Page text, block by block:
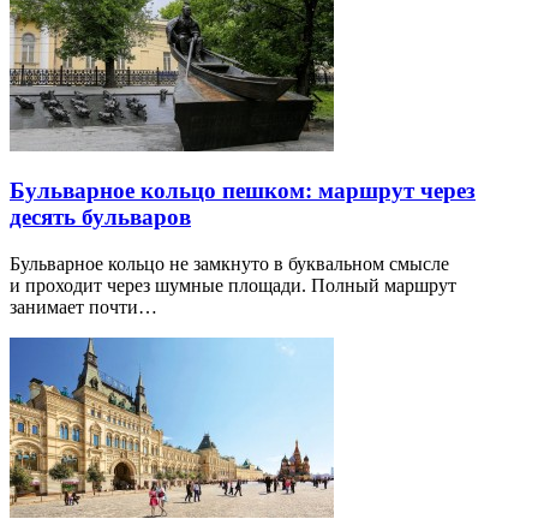
Бульварное кольцо пешком: маршрут через
десять бульваров
Бульварное кольцо не замкнуто в буквальном смысле
и проходит через шумные площади. Полный маршрут
занимает почти…